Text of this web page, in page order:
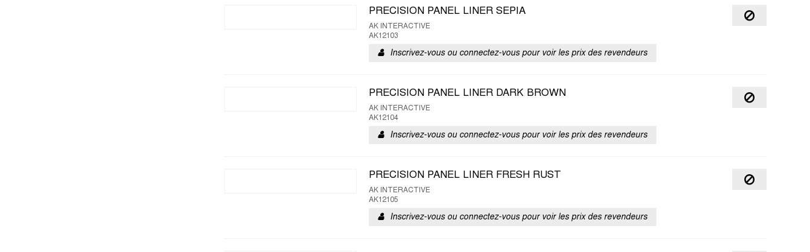
PRECISION PANEL LINER SEPIA
AK INTERACTIVE
AK12103
Inscrivez-vous ou connectez-vous pour voir les prix des revendeurs
PRECISION PANEL LINER DARK BROWN
AK INTERACTIVE
AK12104
Inscrivez-vous ou connectez-vous pour voir les prix des revendeurs
PRECISION PANEL LINER FRESH RUST
AK INTERACTIVE
AK12105
Inscrivez-vous ou connectez-vous pour voir les prix des revendeurs